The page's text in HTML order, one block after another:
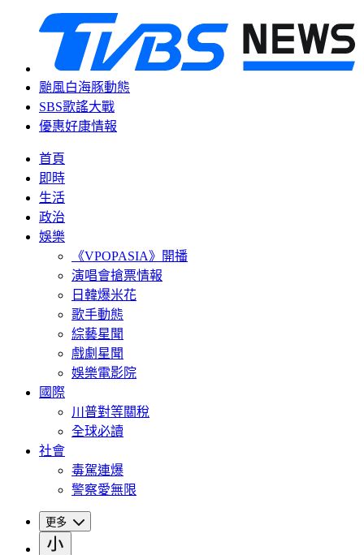
颱風白海豚動態
SBS歌謠大戰
優惠好康情報
首頁
即時
生活
政治
娛樂
《VPOPASIA》開播
演唱會搶票情報
日韓爆米花
歌手動態
綜藝星聞
戲劇星聞
娛樂電影院
國際
川普對等關稅
全球必讀
社會
毒駕連爆
警察愛無限
更多